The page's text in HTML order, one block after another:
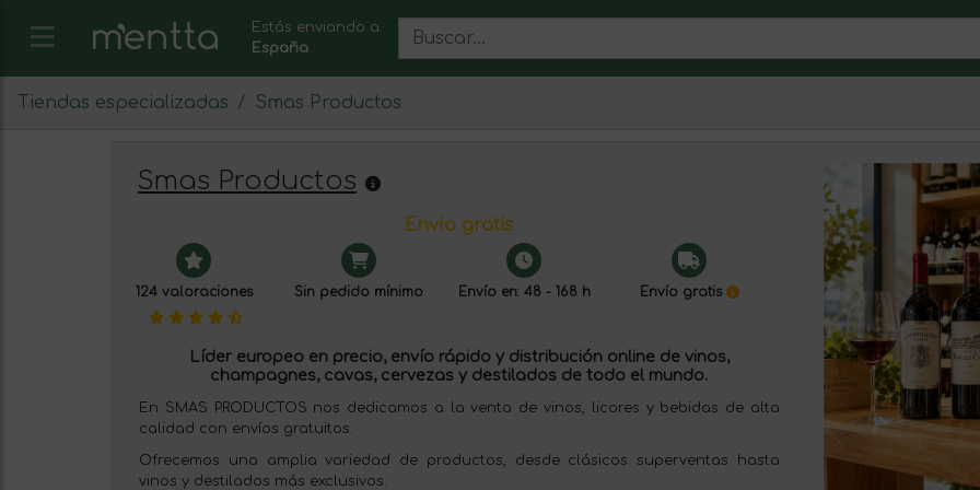
Estás enviando a:
España
Tiendas especializadas Smas Productos
Smas Productos
Envío gratis
124 valoraciones Sin pedido mínimo Envío en: 48 - 168 h Envío gratis
Líder europeo en precio, envío rápido y distribución online de vinos,
champagnes, cavas, cervezas y destilados de todo el mundo.
En SMAS PRODUCTOS nos dedicamos a la venta de vinos, licores y bebidas de alta
calidad con envíos gratuitos.
Ofrecemos una amplia variedad de productos, desde clásicos superventas hasta
vinos y destilados más exclusivos.